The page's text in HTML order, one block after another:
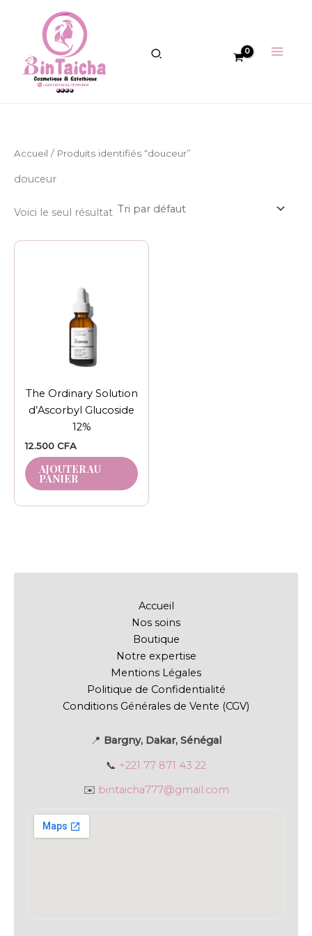
Accueil / Produits identifiés “douceur”
douceur
Voici le seul résultat
The Ordinary Solution
d’Ascorbyl Glucoside
12%
12.500 CFA
AJOUTER AU
PANIER
Accueil
Nos soins
Boutique
Notre expertise
Mentions Légales
Politique de Confidentialité
Conditions Générales de Vente (CGV)
📍 Bargny, Dakar, Sénégal
📞 +221 77 871 43 22
✉️ bintaicha777@gmail.com